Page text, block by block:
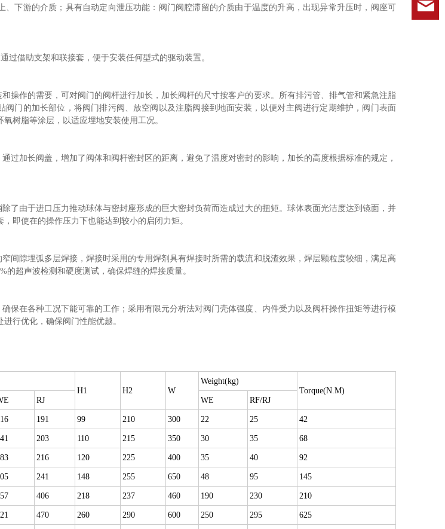
、下游的介质；具有自动定向泄压功能：阀门阀腔滞留的介质由于温度的升高，出现异常升压时，阀座可
过借助支架和联接套，便于安装任何型式的驱动装置。
作的需要，可对阀门的阀杆进行加长，加长阀杆的尺寸按客户的要求。所有排污管、排气管和紧急注脂
阀门的加长部位，将阀门排污阀、放空阀以及注脂阀接到地面安装，以便对主阀进行定期维护，阀门表面
树脂等涂层，以适应埋地安装使用工况。
加长阀盖，增加了阀体和阀杆密封区的距离，避免了温度对密封的影响，加长的高度根据标准的规定，
由于进口压力推动球体与密封座形成的巨大密封负荷而造成过大的扭矩。球体表面光洁度达到镜面，并
即使在的操作压力下也能达到较小的启闭力矩。
隙埋弧多层焊接，焊接时采用的专用焊剂具有焊接时所需的载流和脱渣效果，焊层颗粒度较细，满足高
的超声波检测和硬度测试，确保焊缝的焊接质量。
在各种工况下能可靠的工作；采用有限元分析法对阀门壳体强度、内件受力以及阀杆操作扭矩等进行模
行优化，确保阀门性能优越。
H1
H2 W
Weight(kg)
Torque(N.M)
RJ WE RF/RJ
191 99 210 300 22 25 42
203 110 215 350 30 35 68
216 120 225 400 35 40 92
241 148 255 650 48 95 145
406 218 237 460 190 230 210
470 260 290 600 250 295 625